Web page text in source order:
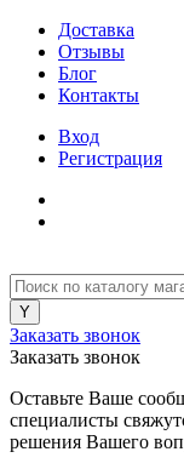
Доставка
Отзывы
Блог
Контакты
Вход
Регистрация
Заказать звонок
Заказать звонок
Оставьте Ваше
специалисты
решения Вашего